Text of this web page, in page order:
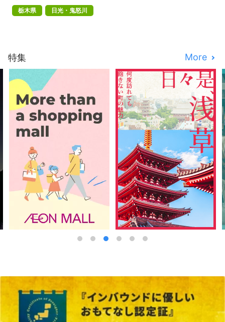
栃木県
日光・鬼怒川
特集 More